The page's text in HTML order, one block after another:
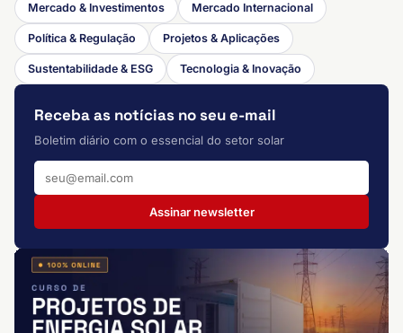
Mercado & Investimentos Mercado Internacional
Política & Regulação Projetos & Aplicações
Sustentabilidade & ESG Tecnologia & Inovação
Receba as notícias no seu e-mail
Boletim diário com o essencial do setor solar
Assinar newsletter